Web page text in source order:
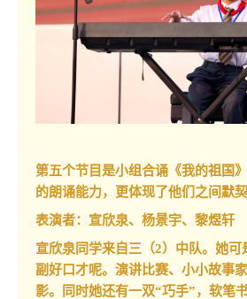
第五个节目是小组合诵《我的祖国
的朗诵能力，更体现了他们之间默契
表演者：宣欣泉、杨景宇、黎煜轩
宣欣泉同学来自三（2）中队。她
副好口才呢。演讲比赛、小小故事
影。同时她还有一双“巧手”，软笔